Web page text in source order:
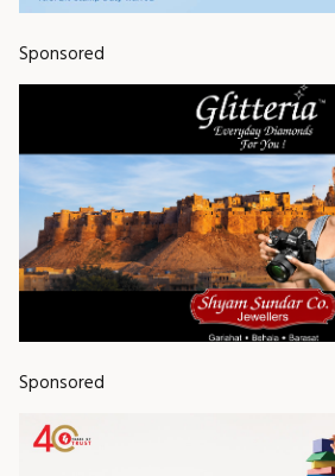
Sponsored
Sponsored